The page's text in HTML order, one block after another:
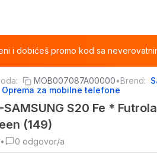
i dobićeš promo kod sa
MOB007087A00000•Brend:
Oprema za mobilne telefone
SAMSUNG S20 Fe *
(149)
• 0 odgovor/a